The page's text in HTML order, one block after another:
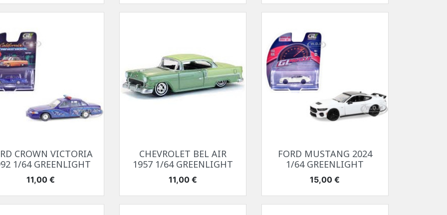
Aperçu rapide
CROWN VICTORIA
1/64 GREENLIGHT
Prix
11,00 €
Aperçu rapide
CHEVROLET BEL AIR
1957 1/64 GREENLIGHT
Prix
11,00 €
Aperçu rapide
FORD MUSTANG 2024
1/64 GREENLIGHT
Prix
15,00 €